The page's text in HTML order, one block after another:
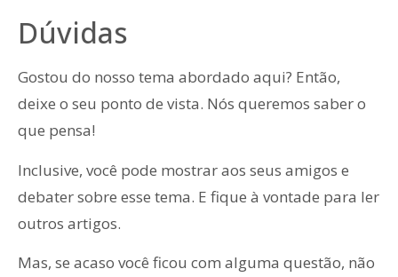
Dúvidas
Gostou do nosso tema abordado aqui? Então,
deixe o seu ponto de vista. Nós queremos saber o
que pensa!
Inclusive, você pode mostrar aos seus amigos e
debater sobre esse tema. E fique à vontade para ler
outros artigos.
Mas, se acaso você ficou com alguma questão, não